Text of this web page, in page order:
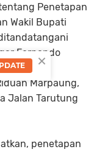
Penetapan
Wakil Bupati
Fernando
kata
Marpaung,
Jalan Tarutung
penetapan
×